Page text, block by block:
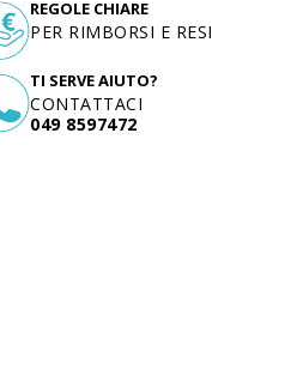
TI SERVE AIUTO?
CONTATTACI
049 8597472
REGOLE CHIARE
PER RIMBORSI E RESI